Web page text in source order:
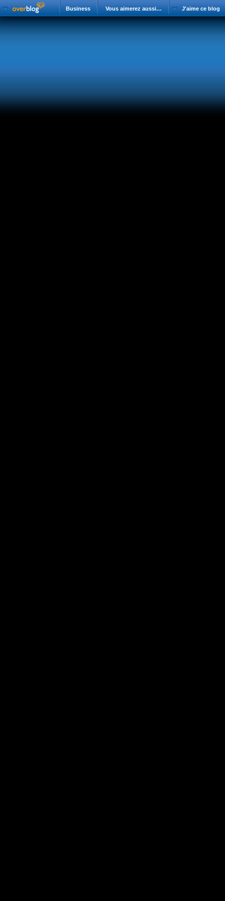
Business Vous aimerez aussi… J'aime ce blog